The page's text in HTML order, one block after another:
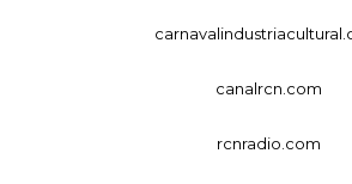
canalrcn.com
rcnradio.com